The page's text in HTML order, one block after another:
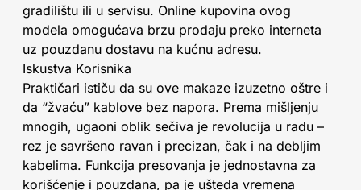
gradilištu ili u servisu. Online kupovina ovog
modela omogućava brzu prodaju preko interneta
uz pouzdanu dostavu na kućnu adresu.
Iskustva Korisnika
Praktičari ističu da su ove makaze izuzetno oštre i
da “žvaću” kablove bez napora. Prema mišljenju
mnogih, ugaoni oblik sečiva je revolucija u radu –
rez je savršeno ravan i precizan, čak i na debljim
kabelima. Funkcija presovanja je jednostavna za
korišćenje i pouzdana, pa je ušteda vremena